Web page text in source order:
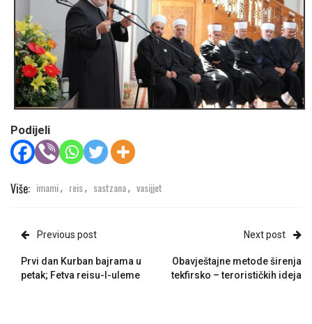
Podijeli
Više: imami, reis, sastzana, vasijjet
Previous post
Prvi dan Kurban bajrama u
petak; Fetva reisu-l-uleme
Next post
Obavještajne metode širenja
tekfirsko – terorističkih ideja